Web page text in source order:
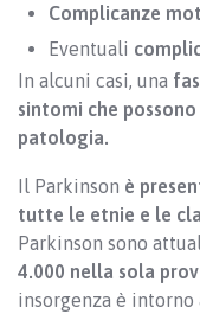
Complicanze
Eventuali
In alcuni casi, una
sintomi che
patologia.
Il Parkinson è
tutte le etnie e le
Parkinson sono
4.000 nella sola
insorgenza è intorno